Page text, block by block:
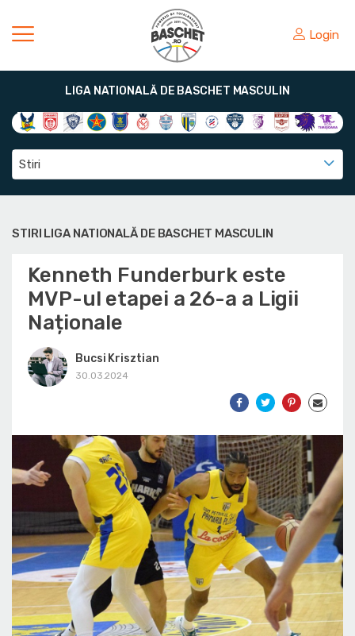
Login
LIGA NATIONALĂ DE BASCHET MASCULIN
Stiri
STIRI LIGA NATIONALĂ DE BASCHET MASCULIN
Kenneth Funderburk este
MVP-ul etapei a 26-a a Ligii
Naționale
Bucsi Krisztian
30.03.2024